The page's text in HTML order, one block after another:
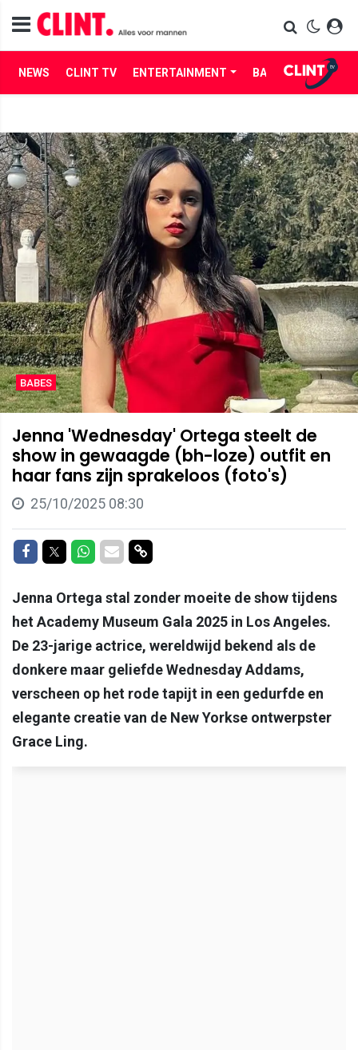
NEWS CLINT TV ENTERTAINMENT BABES LIFE
BABES
Jenna 'Wednesday' Ortega steelt de
show in gewaagde (bh-loze) outfit en
haar fans zijn sprakeloos (foto's)
25/10/2025 08:30
Delen op Facebook
Delen op Twitter
Delen op Whatsapp
Delen via Mail
Delen via link
Jenna Ortega stal zonder moeite de show tijdens
het Academy Museum Gala 2025 in Los Angeles.
De 23-jarige actrice, wereldwijd bekend als de
donkere maar geliefde Wednesday Addams,
verscheen op het rode tapijt in een gedurfde en
elegante creatie van de New Yorkse ontwerpster
Grace Ling.